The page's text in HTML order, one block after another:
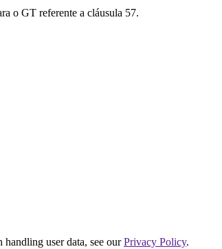
o GT referente a cláusula 57.
user data, see ourPrivacy Policy.